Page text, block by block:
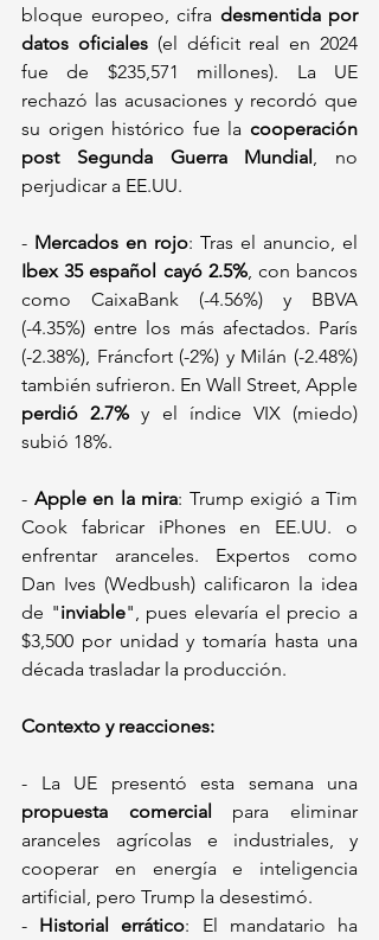
bloque europeo, cifra desmentida por
datos oficiales (el déficit real en 2024
fue de $235,571 millones). La UE
rechazó las acusaciones y recordó que
su origen histórico fue la cooperación
post Segunda Guerra Mundial, no
perjudicar a EE.UU.
- Mercados en rojo
Ibex 35 español cayó 2.5%, con bancos
como CaixaBank (-4.56%) y BBVA
(-4.35%) entre los más afectados. París
(-2.38%), Fráncfort (-2%) y Milán (-2.48%)
perdió 2.7% y el índice VIX (miedo)
subió 18%.
- Apple en la mira: Trump exigió a Tim
Cook fabricar iPhones en EE.UU. o
enfrentar aranceles. Expertos como
Dan Ives (Wedbush) calificaron la idea
de "inviable", pues elevaría el precio a
$3,500 por unidad y tomaría hasta una
década trasladar la producción.
Contexto y reacciones:
propuesta comercial para eliminar
aranceles agrícolas e industriales, y
cooperar en energía e inteligencia
artificial, pero Trump la desestimó.
- Historial errático: El mandatario ha